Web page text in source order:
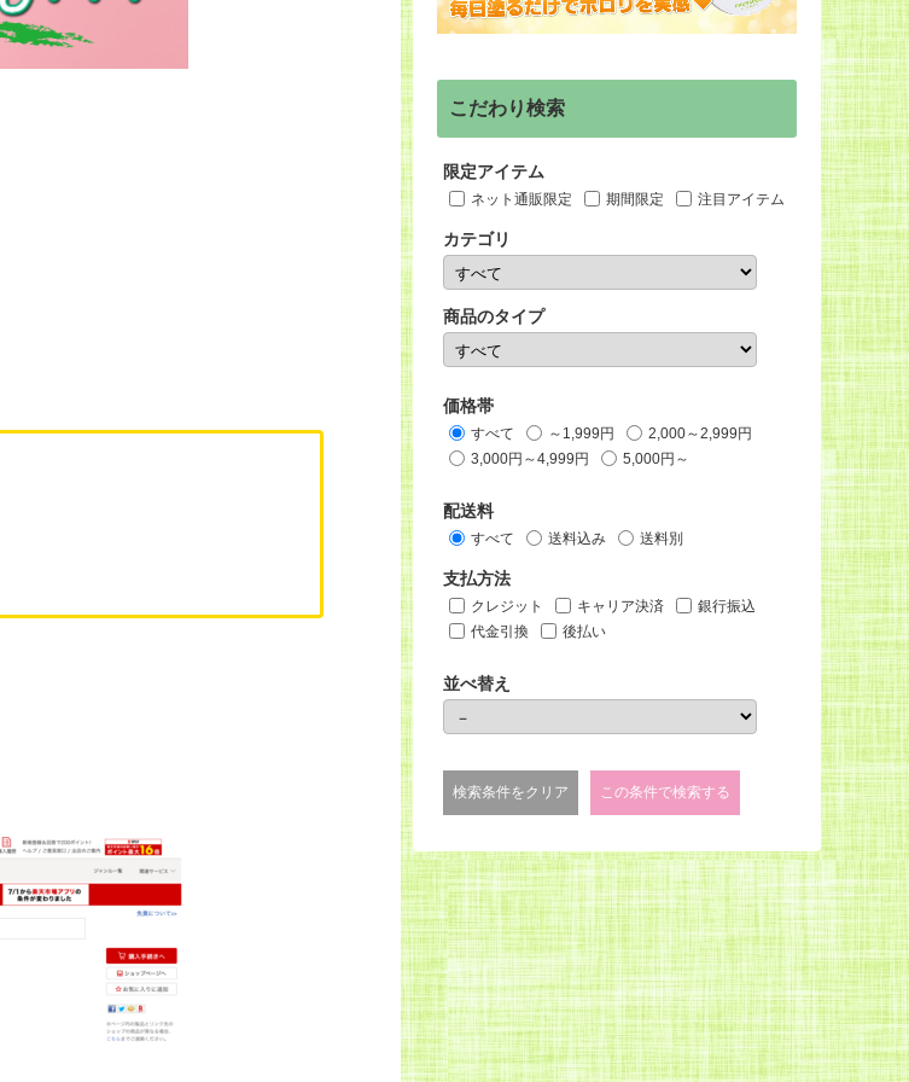
こだわり検索
限定アイテム
ネット通販限定 期間限定 注目アイテム
カテゴリ
商品のタイプ
価格帯
すべて ～1,999円
2,000～2,999円
3,000円～4,999円
5,000円～
配送料
すべて 送料込み 送料別
支払方法
クレジット キャリア決済
銀行振込
代金引換
後払い
並べ替え